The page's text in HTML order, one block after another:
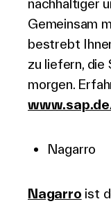
nachhaltiger
Gemeinsam
bestrebt
zu liefern, die
morgen.
Nagarro
Nagarro ist